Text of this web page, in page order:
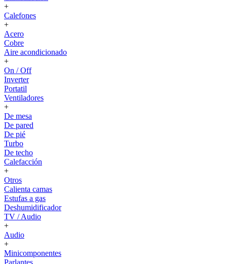
+
Calefones
+
Acero
Cobre
Aire acondicionado
+
On / Off
Inverter
Portatil
Ventiladores
+
De mesa
De pared
De pié
Turbo
De techo
Calefacción
+
Otros
Calienta camas
Estufas a gas
Deshumidificador
TV / Audio
+
Audio
+
Minicomponentes
Parlantes